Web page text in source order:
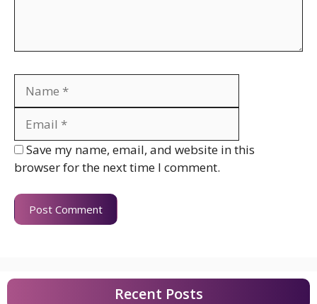
Save my name, email, and website in this
browser for the next time I comment.
Recent Posts